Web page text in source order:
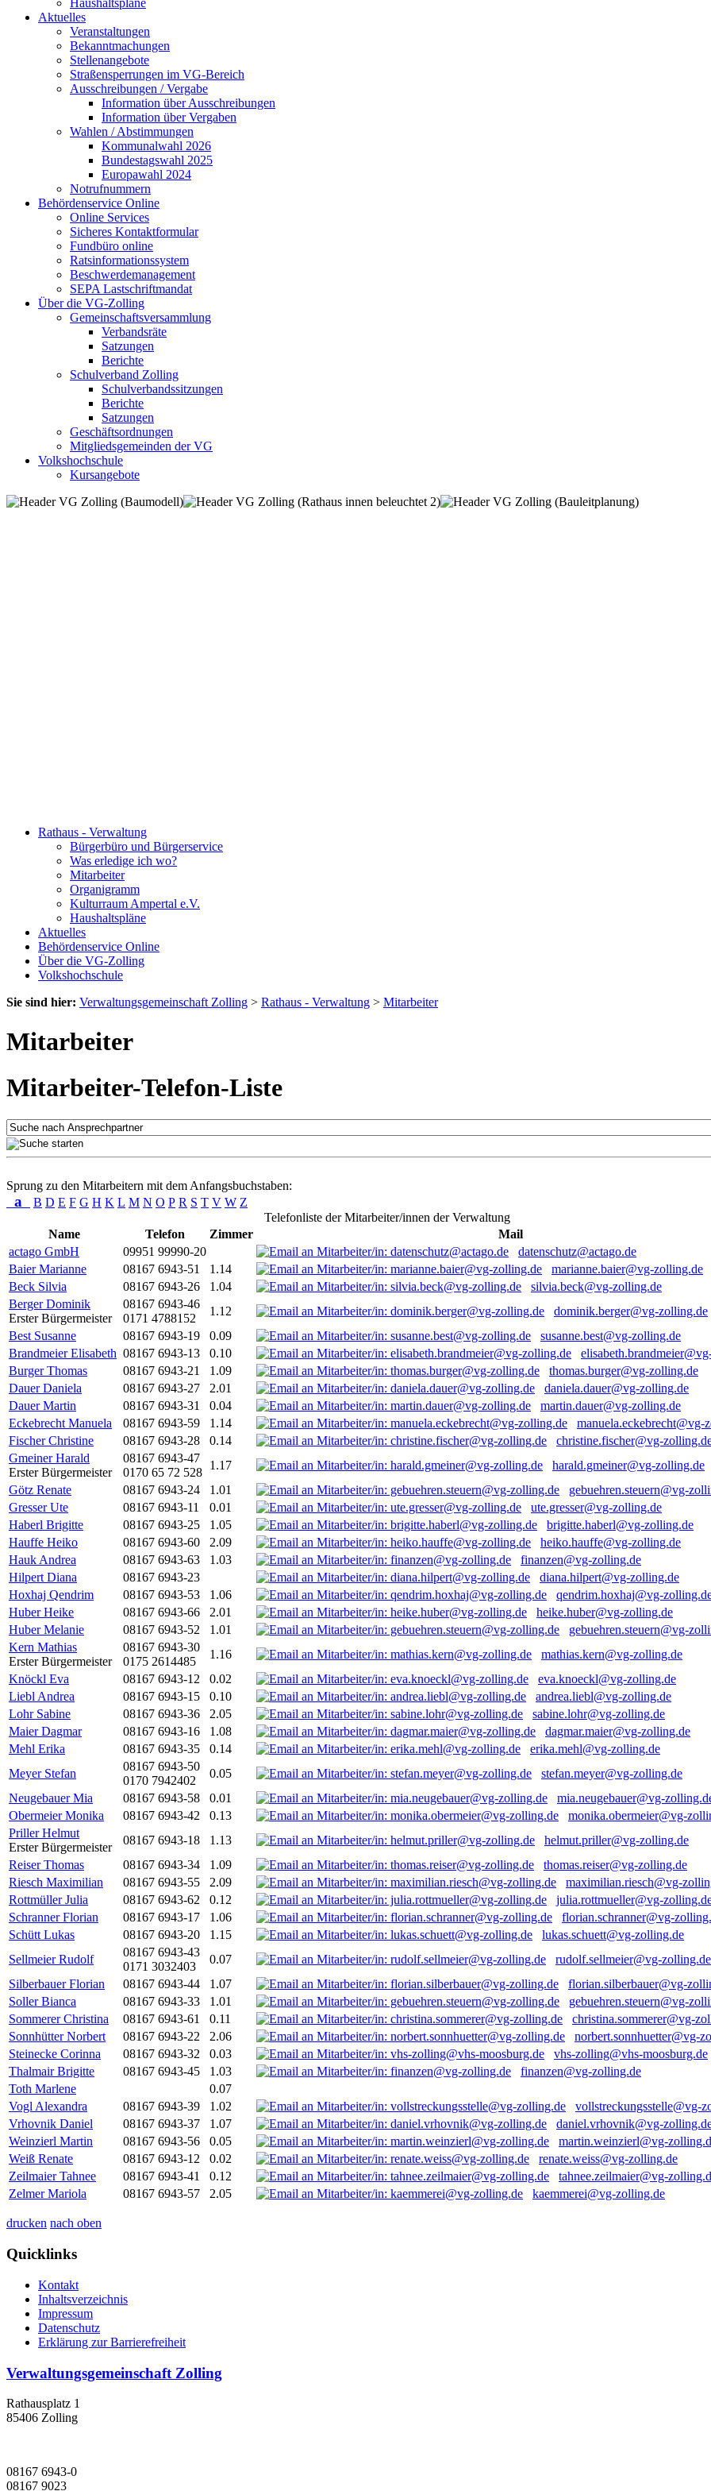
Haushaltspläne
Aktuelles
Veranstaltungen
Bekanntmachungen
Stellenangebote
Straßensperrungen im VG-Bereich
Ausschreibungen / Vergabe
Information über Ausschreibungen
Information über Vergaben
Wahlen / Abstimmungen
Kommunalwahl 2026
Bundestagswahl 2025
Europawahl 2024
Notrufnummern
Behördenservice Online
Online Services
Sicheres Kontaktformular
Fundbüro online
Ratsinformationssystem
Beschwerdemanagement
SEPA Lastschriftmandat
Über die VG-Zolling
Gemeinschaftsversammlung
Verbandsräte
Satzungen
Berichte
Schulverband Zolling
Schulverbandssitzungen
Berichte
Satzungen
Geschäftsordnungen
Mitgliedsgemeinden der VG
Volkshochschule
Kursangebote
Rathaus - Verwaltung
Bürgerbüro und Bürgerservice
Was erledige ich wo?
Mitarbeiter
Organigramm
Kulturraum Ampertal e.V.
Haushaltspläne
Aktuelles
Behördenservice Online
Über die VG-Zolling
Volkshochschule
Sie sind hier: Verwaltungsgemeinschaft Zolling > Rathaus - Verwaltung > Mitarbeiter
Mitarbeiter
Mitarbeiter-Telefon-Liste
Sprung zu den Mitarbeitern mit dem Anfangsbuchstaben:
a B D E F G H K L M N O P R S T V W Z
Telefonliste der Mitarbeiter/innen der Verwaltung
Name
Telefon Zimmer
Mail
actago GmbH
09951 99990-20
datenschutz@actago.de
Baier Marianne
08167 6943-51 1.14
marianne.baier@vg-zolling.de
Beck Silvia
08167 6943-26 1.04
silvia.beck@vg-zolling.de
Berger Dominik
Erster Bürgermeister
08167 6943-46
0171 4788152
1.12
dominik.berger@vg-zolling.de
Best Susanne
08167 6943-19 0.09
susanne.best@vg-zolling.de
Brandmeier Elisabeth 08167 6943-13 0.10
Burger Thomas
08167 6943-21 1.09
thomas.burger@vg-zolling.de
Dauer Daniela
08167 6943-27 2.01
daniela.dauer@vg-zolling.de
Dauer Martin
08167 6943-31 0.04
martin.dauer@vg-zolling.de
Eckebrecht Manuela
08167 6943-59 1.14
manuela.eckebrecht@vg-
Fischer Christine
08167 6943-28 0.14
christine.fischer@vg-
Gmeiner Harald
Erster Bürgermeister
08167 6943-47
0170 65 72 528
1.17
harald.gmeiner@vg-zolling.de
Götz Renate
08167 6943-24 1.01
gebuehren.steuern@vg-
Gresser Ute
08167 6943-11 0.01
ute.gresser@vg-zolling.de
Haberl Brigitte
08167 6943-25 1.05
brigitte.haberl@vg-zolling.de
Hauffe Heiko
08167 6943-60 2.09
heiko.hauffe@vg-zolling.de
Hauk Andrea
08167 6943-63 1.03
finanzen@vg-zolling.de
Hilpert Diana
08167 6943-23
diana.hilpert@vg-zolling.de
Hoxhaj Qendrim
08167 6943-53 1.06
qendrim.hoxhaj@vg-
Huber Heike
08167 6943-66 2.01
heike.huber@vg-zolling.de
Huber Melanie
08167 6943-52 1.01
gebuehren.steuern@vg-
Kern Mathias
Erster Bürgermeister
08167 6943-30
0175 2614485
1.16
mathias.kern@vg-zolling.de
Knöckl Eva
08167 6943-12 0.02
eva.knoeckl@vg-zolling.de
Liebl Andrea
08167 6943-15 0.10
andrea.liebl@vg-zolling.de
Lohr Sabine
08167 6943-36 2.05
sabine.lohr@vg-zolling.de
Maier Dagmar
08167 6943-16 1.08
dagmar.maier@vg-zolling.de
Mehl Erika
08167 6943-35 0.14
erika.mehl@vg-zolling.de
Meyer Stefan
08167 6943-50
0170 7942402
0.05
stefan.meyer@vg-zolling.de
Neugebauer Mia
08167 6943-58 0.01
mia.neugebauer@vg-
Obermeier Monika
08167 6943-42 0.13
monika.obermeier@vg-
Priller Helmut
Erster Bürgermeister
08167 6943-18 1.13
helmut.priller@vg-zolling.de
Reiser Thomas
08167 6943-34 1.09
thomas.reiser@vg-zolling.de
Riesch Maximilian
08167 6943-55 2.09
maximilian.riesch@vg-
Rottmüller Julia
08167 6943-62 0.12
julia.rottmueller@vg-
Schranner Florian
08167 6943-17 1.06
florian.schranner@vg-
Schütt Lukas
08167 6943-20 1.15
lukas.schuett@vg-zolling.de
Sellmeier Rudolf
08167 6943-43
0171 3032403
0.07
rudolf.sellmeier@vg-zolling.de
Silberbauer Florian
08167 6943-44 1.07
florian.silberbauer@vg-
Soller Bianca
08167 6943-33 1.01
gebuehren.steuern@vg-
Sommerer Christina
08167 6943-61 0.11
christina.sommerer@vg-
Sonnhütter Norbert
08167 6943-22 2.06
norbert.sonnhuetter@vg-
Steinecke Corinna
08167 6943-32 0.03
vhs-zolling@vhs-moosburg.de
Thalmair Brigitte
08167 6943-45 1.03
finanzen@vg-zolling.de
Toth Marlene
0.07
Vogl Alexandra
08167 6943-39 1.02
vollstreckungsstelle@vg-
Vrhovnik Daniel
08167 6943-37 1.07
daniel.vrhovnik@vg-
Weinzierl Martin
08167 6943-56 0.05
martin.weinzierl@vg-
Weiß Renate
08167 6943-12 0.02
renate.weiss@vg-zolling.de
Zeilmaier Tahnee
08167 6943-41 0.12
tahnee.zeilmaier@vg-
Zelmer Mariola
08167 6943-57 2.05 kaemmerei@vg-zolling.de
drucken nach oben
Quicklinks
Kontakt
Inhaltsverzeichnis
Impressum
Datenschutz
Erklärung zur Barrierefreiheit
Verwaltungsgemeinschaft Zolling
Rathausplatz 1
85406 Zolling
08167 6943-0
08167 9023